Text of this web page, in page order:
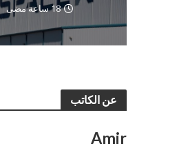
18 ساعة مضى
عن الكاتب
Amir